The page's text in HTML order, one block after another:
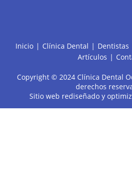
Inicio Clínica Dental Dentistas
Artículos
Copyright © 2024 Clínica Dental
derechos
Sitio web rediseñado y